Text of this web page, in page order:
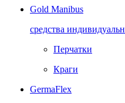
Gold Manibus
средства
Перчатки
Краги
GermaFlex